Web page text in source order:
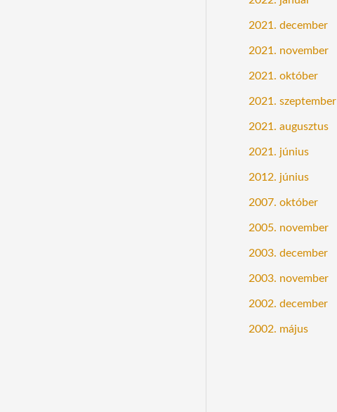
2021. december
2021. november
2021. október
2021. szeptember
2021. augusztus
2021. június
2012. június
2007. október
2005. november
2003. december
2003. november
2002. december
2002. május